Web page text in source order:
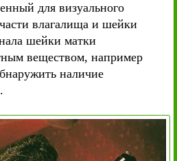
для визуального
влагалища и шейки
шейки матки
веществом, например
наличие